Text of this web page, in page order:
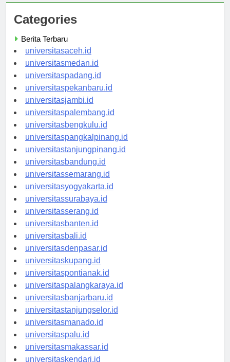
Categories
Berita Terbaru
universitasaceh.id
universitasmedan.id
universitaspadang.id
universitaspekanbaru.id
universitasjambi.id
universitaspalembang.id
universitasbengkulu.id
universitaspangkalpinang.id
universitastanjungpinang.id
universitasbandung.id
universitassemarang.id
universitasyogyakarta.id
universitassurabaya.id
universitasserang.id
universitasbanten.id
universitasbali.id
universitasdenpasar.id
universitaskupang.id
universitaspontianak.id
universitaspalangkaraya.id
universitasbanjarbaru.id
universitastanjungselor.id
universitasmanado.id
universitaspalu.id
universitasmakassar.id